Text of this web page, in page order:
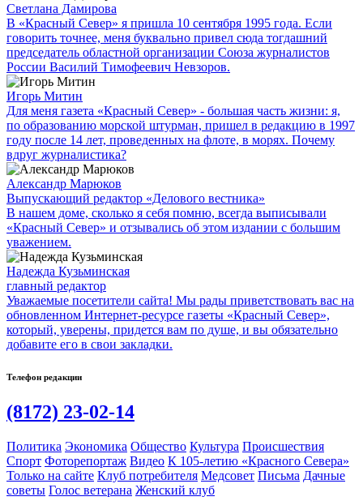
Светлана Дамирова
В «Красный Север» я пришла 10 сентября 1995 года. Если
говорить точнее, меня буквально привел сюда тогдашний
председатель областной организации Союза журналистов
России Василий Тимофеевич Невзоров.
Игорь Митин
Для меня газета «Красный Север» - большая часть жизни: я,
по образованию морской штурман, пришел в редакцию в 1997
году после 14 лет, проведенных на флоте, в морях. Почему
вдруг журналистика?
Александр Марюков
Выпускающий редактор «Делового вестника»
В нашем доме, сколько я себя помню, всегда выписывали
«Красный Север» и отзывались об этом издании с большим
уважением.
Надежда Кузьминская
главный редактор
Уважаемые посетители сайта! Мы рады приветствовать вас на
обновленном Интернет-ресурсе газеты «Красный Север»,
который, уверены, придется вам по душе, и вы обязательно
добавите его в свои закладки.
Телефон редакции
(8172) 23-02-14
Политика Экономика Общество Культура Происшествия
Спорт Фоторепортаж Видео К 105-летию «Красного Севера»
Только на сайте Клуб потребителя Медсовет Письма Дачные
советы Голос ветерана Женский клуб